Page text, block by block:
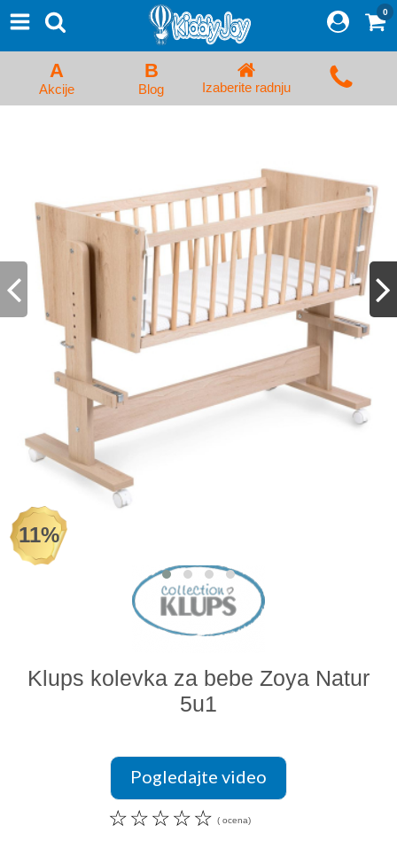
Proizvodi
Početna Prijava/Registracija
Kolica za bebe i dečija kolica
Kreveci, ljuljaške i ležaljke
Kadice, noše i adapteri
Hranilice, flašice i cucle
Monitori, Ogradice i tricikli
Posteljine, vrećice i baldahini
Odeća i obuća
Igračke za bebe i decu
AKCIJA
Prodavnica
0
A
Akcije
B
Blog Izaberite radnju
11%
Klups kolevka za bebe Zoya Natur
5u1
Pogledajte video
☆
☆
☆
☆
☆ ( ocena)